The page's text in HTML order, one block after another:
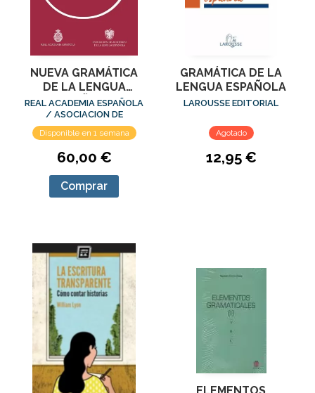
NUEVA GRAMÁTICA
DE LA LENGUA
ESPAÑOLA.
FONÈTICA Y
FONOLOGÍA
REAL ACADEMIA ESPAÑOLA
/ ASOCIACION DE
ACADEMIAS DE LA LENGUA
ESPAÑOLA
Disponible en 1 semana
60,00 €
Comprar
GRAMÁTICA DE LA
LENGUA ESPAÑOLA
LAROUSSE EDITORIAL
Agotado
12,95 €